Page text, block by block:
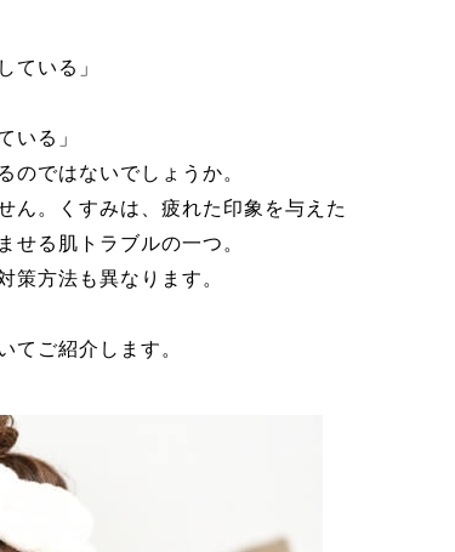
ている」
いる」
のではないでしょうか。
ん。くすみは、疲れた印象を与えた
せる肌トラブルの一つ。
策方法も異なります。
てご紹介します。